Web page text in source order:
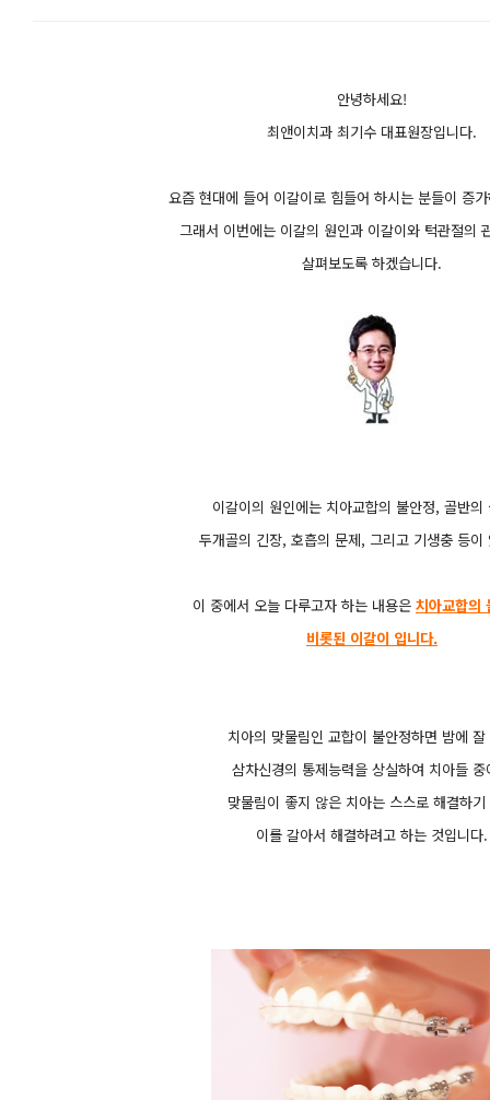
본문
안녕하세요!
최앤이치과 최기수 대표원장입니다.
요즘 현대에 들어 이갈이로 힘들어 하시는 분들이 증
그래서 이번에는 이갈의 원인과 이갈이와 턱관절의
살펴보도록 하겠습니다.
이갈이의 원인에는 치아교합의 불안정, 골반의
두개골의 긴장, 호흡의 문제, 그리고 기생충 등이
이 중에서 오늘 다루고자 하는 내용은 치아교합의
비롯된 이갈이 입니다.
치아의 맞물림인 교합이 불안정하면 밤에 잘
삼차신경의 통제능력을 상실하여 치아들 중
맞물림이 좋지 않은 치아는 스스로 해결하기
이를 갈아서 해결하려고 하는 것입니다.